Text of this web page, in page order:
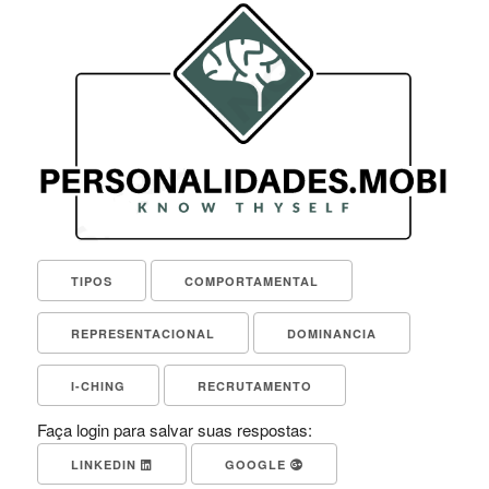
TIPOS COMPORTAMENTAL
REPRESENTACIONAL DOMINANCIA
I-CHING RECRUTAMENTO
Faça login para salvar suas respostas:
LINKEDIN GOOGLE